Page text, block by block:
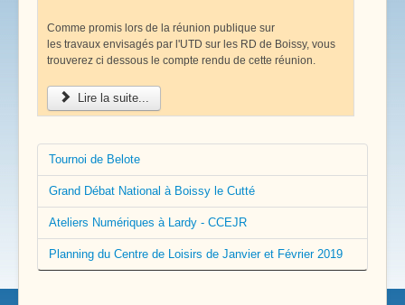
Comme promis lors de la réunion publique sur
les travaux envisagés par l'UTD sur les RD de Boissy, vous
trouverez ci dessous le compte rendu de cette réunion.
Lire la suite...
Tournoi de Belote
Grand Débat National à Boissy le Cutté
Ateliers Numériques à Lardy - CCEJR
Planning du Centre de Loisirs de Janvier et Février 2019